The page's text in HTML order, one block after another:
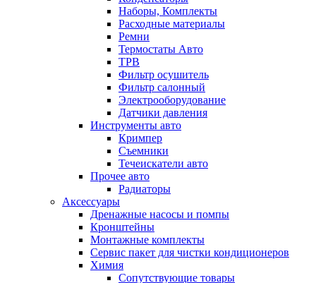
Наборы, Комплекты
Расходные материалы
Ремни
Термостаты Авто
ТРВ
Фильтр осушитель
Фильтр салонный
Электрооборудование
Датчики давления
Инструменты авто
Кримпер
Съемники
Течеискатели авто
Прочее авто
Радиаторы
Аксессуары
Дренажные насосы и помпы
Кронштейны
Монтажные комплекты
Сервис пакет для чистки кондиционеров
Химия
Сопутствующие товары